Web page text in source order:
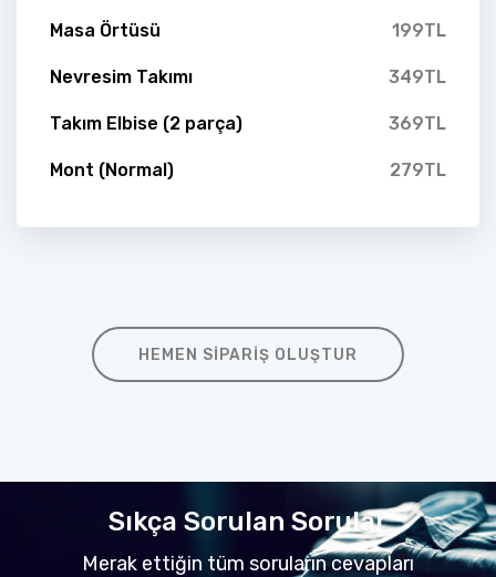
Masa Örtüsü 199TL
Nevresim Takımı 349TL
Takım Elbise (2 parça) 369TL
Mont (Normal) 279TL
HEMEN SIPARIŞ OLUŞTUR
Sıkça Sorulan Sorular
Merak ettiğin tüm soruların cevapları